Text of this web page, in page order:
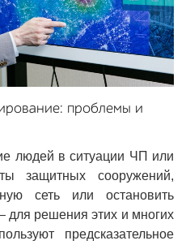
проблемы и
людей в ситуации ЧП или
защитных сооружений,
сеть или остановить
для решения этих и многих
предсказательное